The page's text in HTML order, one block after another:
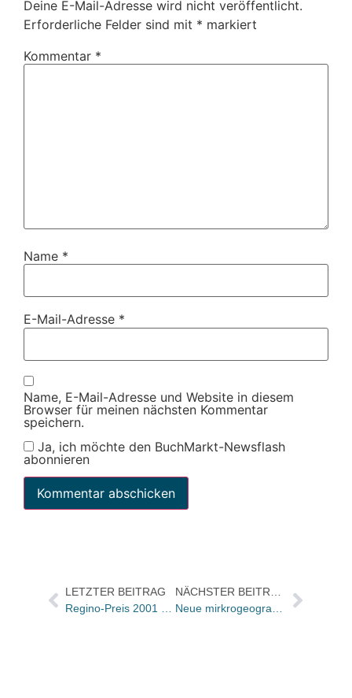
Deine E-Mail-Adresse wird nicht veröffentlicht.
Erforderliche Felder sind mit * markiert
Kommentar *
Name *
E-Mail-Adresse *
Name, E-Mail-Adresse und Website in diesem
Browser für meinen nächsten Kommentar
speichern.
Ja, ich möchte den BuchMarkt-Newsflash
abonnieren
LETZTER BEITRAG
Regino-Preis 2001 verliehen
NÄCHSTER BEITRAG
Neue mirkrogeographische Datenbank von Data Select, Post und Quelle